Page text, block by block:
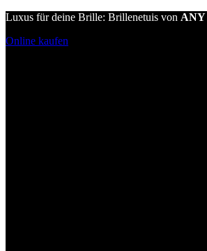
Luxus für deine Brille: Brillenetuis von
Online kaufen